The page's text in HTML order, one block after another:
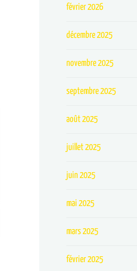
février 2026
décembre 2025
novembre 2025
septembre 2025
août 2025
juillet 2025
juin 2025
mai 2025
mars 2025
février 2025